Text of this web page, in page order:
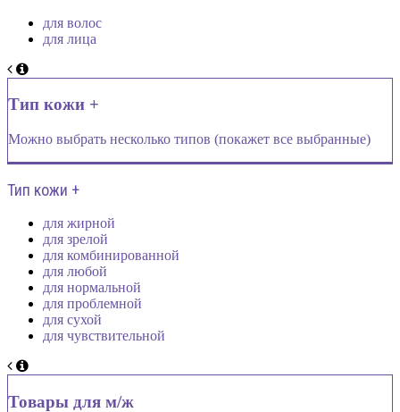
для волос
для лица
Тип кожи +
Можно выбрать несколько типов (покажет все выбранные)
Тип кожи +
для жирной
для зрелой
для комбинированной
для любой
для нормальной
для проблемной
для сухой
для чувствительной
Товары для м/ж